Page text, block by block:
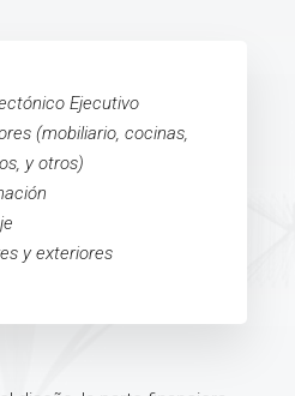
Ejecutivo
(mobiliario, cocinas,
y otros)
y exteriores